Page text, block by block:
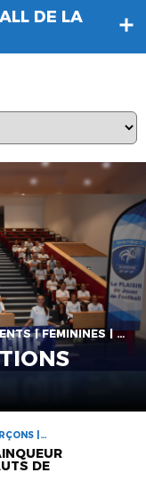
DE LA
DÉTECTIONS ET SÉLECTIONS | EVÉNEMENTS | FÉMININES | FILLES | FUTSAL | GARÇONS | INFORMATIONS | RASSEMBLEMENTS
|
DE